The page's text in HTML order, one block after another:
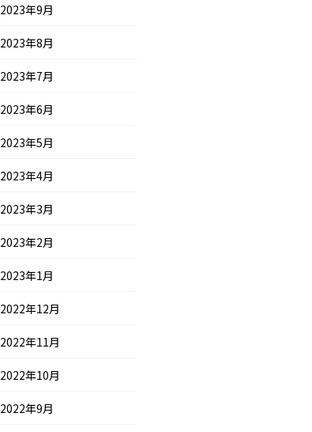
2023年9月
2023年8月
2023年7月
2023年6月
2023年5月
2023年4月
2023年3月
2023年2月
2023年1月
2022年12月
2022年11月
2022年10月
2022年9月